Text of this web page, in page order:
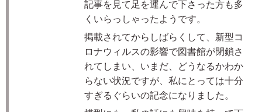
記事を見て足を運んで下さった方も多
くいらっしゃったようです。
掲載されてからしばらくして、新型コ
ロナウィルスの影響で図書館が閉鎖さ
れてしまい、いまだ、どうなるかわか
らない状況ですが、私にとっては十分
すぎるぐらいの記念になりました。